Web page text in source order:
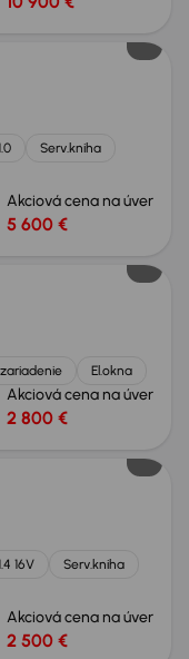
Serv.kniha
Akciová cena na úver
5 600 €
El.okna
Akciová cena na úver
2 800 €
16V
Serv.kniha
Akciová cena na úver
2 500 €